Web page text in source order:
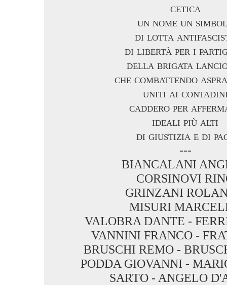
cetica
un nome un
di lotta
di libertà per i
della brigata
che combattendo
uniti ai
caddero per
ideali più alti
di giustizia e di
---
BIANCALANI
CORSINOVI
GRINZANI
MISURI
VALOBRA DANTE -
VANNINI FRANCO -
BRUSCHI REMO -
PODDA GIOVANNI -
SARTO - ANGELO